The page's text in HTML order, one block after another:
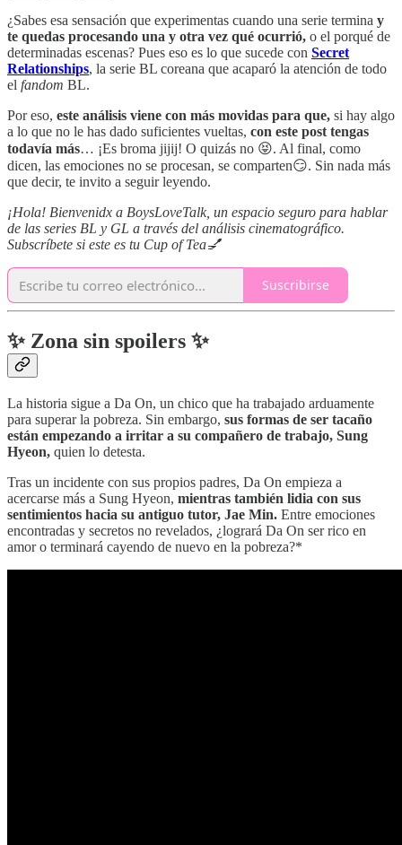
¿Sabes esa sensación que experimentas cuando una serie termina y
te quedas procesando una y otra vez qué ocurrió, o el porqué de
determinadas escenas? Pues eso es lo que sucede con Secret
Relationships, la serie BL coreana que acaparó la atención de todo
el fandom BL.
Por eso, este análisis viene con más movidas para que, si hay algo
a lo que no le has dado suficientes vueltas, con este post tengas
todavía más… ¡Es broma jijij! O quizás no 😝. Al final, como
dicen, las emociones no se procesan, se comparten😏. Sin nada más
que decir, te invito a seguir leyendo.
¡Hola! Bienvenidx a BoysLoveTalk, un espacio seguro para hablar
de las series BL y GL a través del análisis cinematográfico.
Subscríbete si este es tu Cup of Tea💅
Suscribirse
✨ Zona sin spoilers ✨
La historia sigue a Da On, un chico que ha trabajado arduamente
para superar la pobreza. Sin embargo, sus formas de ser tacaño
están empezando a irritar a su compañero de trabajo, Sung
Hyeon, quien lo detesta.
Tras un incidente con sus propios padres, Da On empieza a
acercarse más a Sung Hyeon, mientras también lidia con sus
sentimientos hacia su antiguo tutor, Jae Min. Entre emociones
encontradas y secretos no revelados, ¿logrará Da On ser rico en
amor o terminará cayendo de nuevo en la pobreza?*